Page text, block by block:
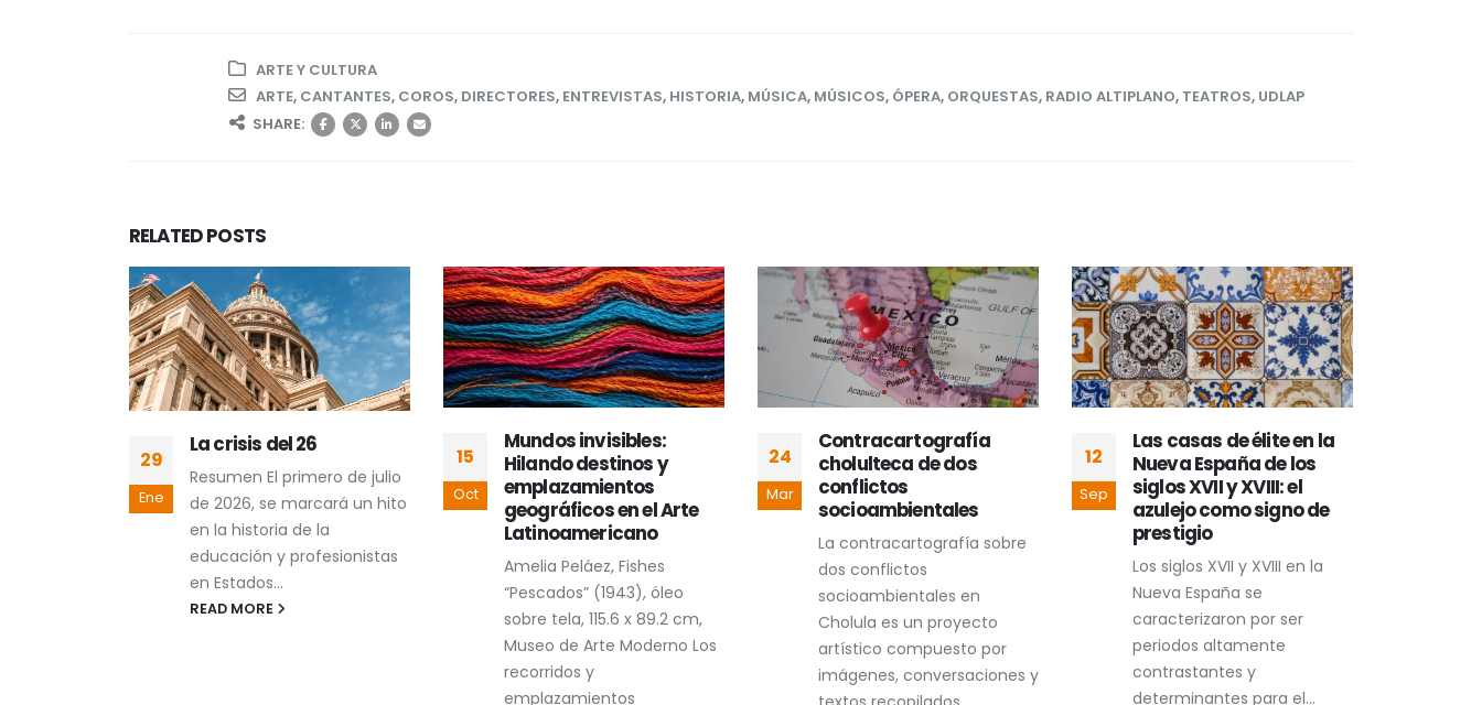
ARTE Y CULTURA
ARTE, CANTANTES, COROS, DIRECTORES, ENTREVISTAS, HISTORIA, MÚSICA, MÚSICOS, ÓPERA, ORQUESTAS, RADIO ALTIPLANO, TEATROS, UDLAP
SHARE:
RELATEDPOSTS
29
Ene
La crisis del 26
Resumen El primero de julio
de 2026, se marcará un hito
en la historia de la
educación y profesionistas
en Estados...
READ MORE
15
Oct
Mundos invisibles:
Hilando destinos y
emplazamientos
geográficos en el Arte
Latinoamericano
Amelia Peláez, Fishes
“Pescados” (1943), óleo
sobre tela, 115.6 x 89.2 cm,
Museo de Arte Moderno Los
recorridos y
emplazamientos
24
Mar
Contracartografía
cholulteca de dos
conflictos
socioambientales
La contracartografía sobre
dos conflictos
socioambientales en
Cholula es un proyecto
artístico compuesto por
imágenes, conversaciones y
12
Sep
Las casas de élite en la
Nueva España de los
siglos XVII y XVIII: el
azulejo como signo de
prestigio
Los siglos XVII y XVIII en la
Nueva España se
caracterizaron por ser
periodos altamente
contrastantes y
determinantes para el...